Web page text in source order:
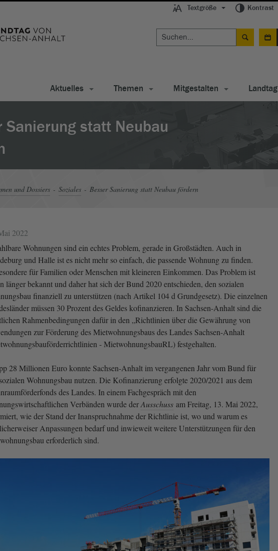
Textgröße Kontrast
Aktuelles Themen Mitgestalten Landtag
Sanierung statt Neubau
und Dossiers Soziales Besser Sanierung statt Neubau fördern
2022
Wohnungen sind ein echtes Problem, gerade in Großstädten. Auch in
und Halle ist es nicht mehr so einfach, die passende Wohnung zu finden.
für Familien oder Menschen mit kleineren Einkommen. Das Problem ist
länger bekannt und daher hat sich der Bund 2020 entschieden, den sozialen
finanziell zu unterstützen (nach Artikel 104 d Grundgesetz). Die einzelnen
müssen 30 Prozent des Geldes kofinanzieren. In Sachsen-Anhalt sind die
Rahmenbedingungen dafür in den „Richtlinien über die Gewährung von
zur Förderung des Mietwohnungsbaus des Landes Sachsen-Anhalt
- MietwohnungsbauRL) festgehalten.
28 Millionen Euro konnte Sachsen-Anhalt im vergangenen Jahr vom Bund für
Wohnungsbau nutzen. Die Kofinanzierung erfolgte 2020/2021 aus dem
des Landes. In einem Fachgespräch mit den
Verbänden wurde derAusschuss am Freitag, 13. Mai 2022,
wie der Stand der Inanspruchnahme der Richtlinie ist, wo und warum es
Anpassungen bedarf und inwieweit weitere Unterstützungen für den
erforderlich sind.